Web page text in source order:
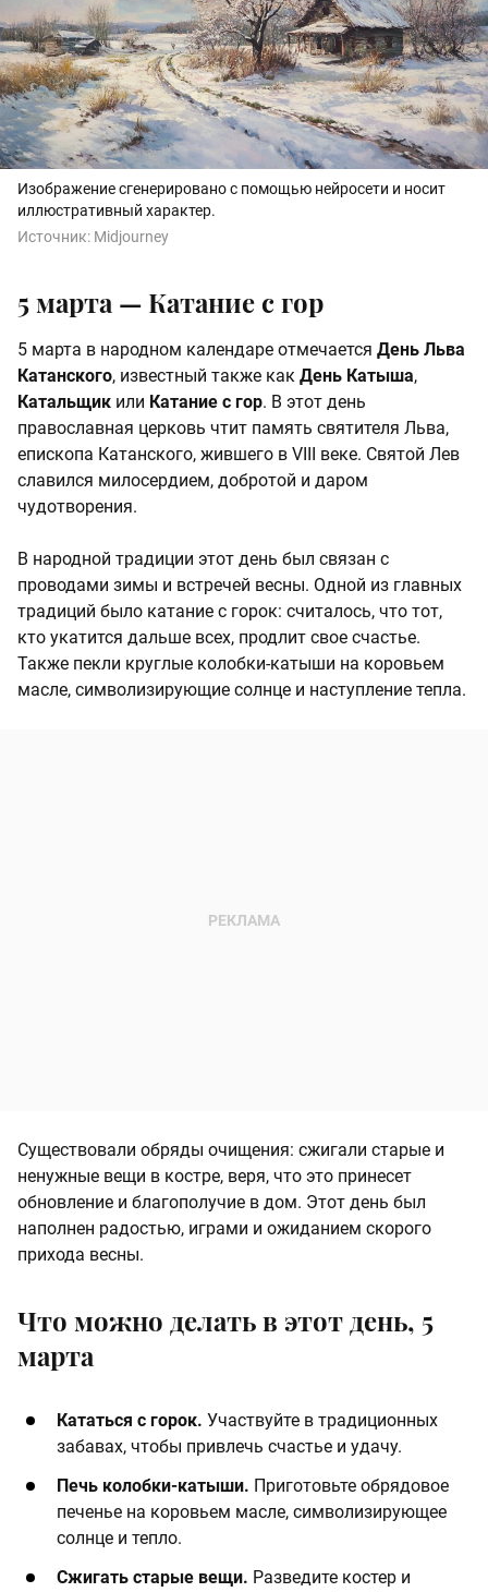
Изображение сгенерировано с помощью нейросети и носит
иллюстративный характер.
Источник: Midjourney
5 марта — Катание с гор
5 марта в народном календаре отмечается День Льва
Катанского, известный также как День Катыша,
Катальщик или Катание с гор. В этот день
православная церковь чтит память святителя Льва,
епископа Катанского, жившего в VIII веке. Святой Лев
славился милосердием, добротой и даром
чудотворения.
В народной традиции этот день был связан с
проводами зимы и встречей весны. Одной из главных
традиций было катание с горок: считалось, что тот,
кто укатится дальше всех, продлит свое счастье.
Также пекли круглые колобки-катыши на коровьем
масле, символизирующие солнце и наступление тепла.
Существовали обряды очищения: сжигали старые и
ненужные вещи в костре, веря, что это принесет
обновление и благополучие в дом. Этот день был
наполнен радостью, играми и ожиданием скорого
прихода весны.​
Что можно делать в этот день, 5
марта
Кататься с горок. Участвуйте в традиционных
забавах, чтобы привлечь счастье и удачу.​
Печь колобки-катыши. Приготовьте обрядовое
печенье на коровьем масле, символизирующее
солнце и тепло.​
Сжигать старые вещи. Разведите костер и